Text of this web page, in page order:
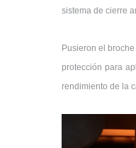
sistema de cierre
Pusieron el
protección para
rendimiento de la